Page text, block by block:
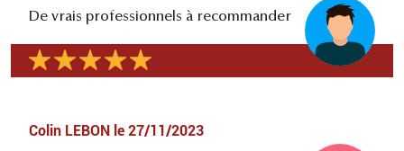
De vrais professionnels à recommander
Colin LEBON le 27/11/2023